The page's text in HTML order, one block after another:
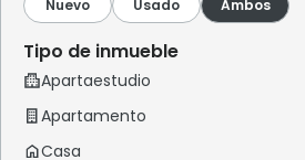
Tipo de inmueble